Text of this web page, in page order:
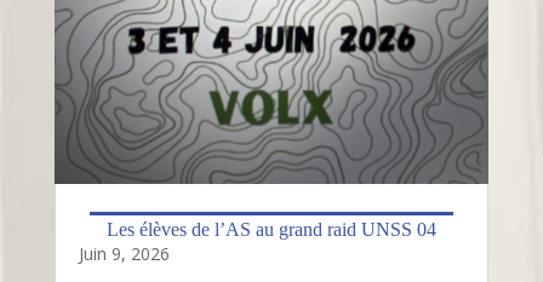
Les élèves de l’AS au grand raid UNSS 04
Juin 9, 2026